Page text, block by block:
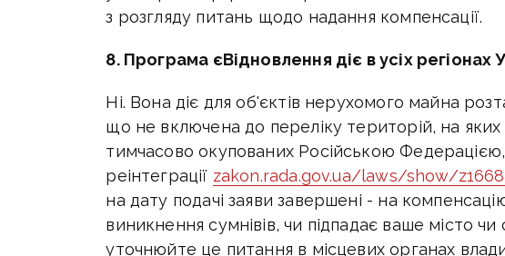
з розгляду питань щодо надання компенсації.
8. Програма єВідновлення діє в усіх регіонах
Ні. Вона діє для об'єктів нерухомого майна
що не включена до переліку територій, на яких
тимчасово окупованих Російською
реінтеграції zakon.rada.gov.ua/laws/show/
на дату подачі заяви завершені - на
виникнення сумнівів, чи підпадає ваше місто
уточнюйте це питання в місцевих органах